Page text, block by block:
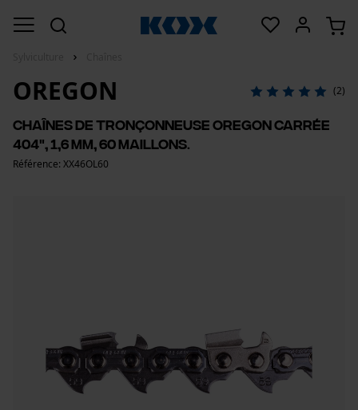
OREGON (2)
Chaînes de tronçonneuse Oregon carrée
404", 1,6 mm, 60 maillons.
Référence: XX46OL60